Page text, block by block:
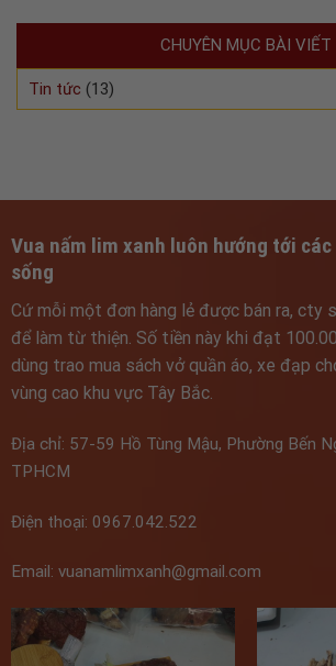
CHUYÊN MỤC BÀI VIẾT
Tin tức (13)
Vua nấm lim xanh luôn hướng tới
sống
Cứ mỗi một đơn hàng lẻ được bán ra, cty
để làm từ thiện. Số tiền này khi đạt
dùng trao mua sách vở quần áo, xe đạp
vùng cao khu vực Tây Bắc.
Địa chỉ: 57-59 Hồ Tùng Mậu, Phường Bến
TPHCM
Điện thoại: 0967.042.522
Email: vuanamlimxanh@gmail.com